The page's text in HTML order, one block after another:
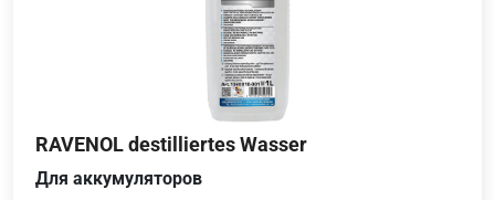
RAVENOL destilliertes Wasser
Для аккумуляторов